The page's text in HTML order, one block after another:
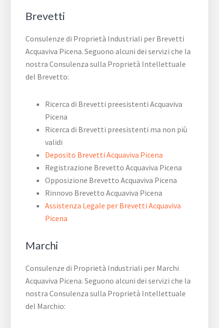
Brevetti
Consulenze di Proprietà Industriali per Brevetti
Acquaviva Picena. Seguono alcuni dei servizi che la
nostra Consulenza sulla Proprietà Intellettuale
del Brevetto:
Ricerca di Brevetti preesistenti Acquaviva
Picena
Ricerca di Brevetti preesistenti ma non più
validi
Deposito Brevetti Acquaviva Picena
Registrazione Brevetto Acquaviva Picena
Opposizione Brevetto Acquaviva Picena
Rinnovo Brevetto Acquaviva Picena
Assistenza Legale per Brevetti Acquaviva
Picena
Marchi
Consulenze di Proprietà Industriali per Marchi
Acquaviva Picena. Seguono alcuni dei servizi che la
nostra Consulenza sulla Proprietà Intellettuale
del Marchio: